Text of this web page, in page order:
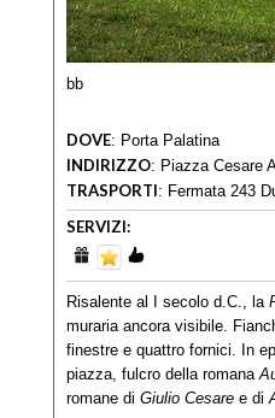
bb
DOVE: Porta Palatina
INDIRIZZO: Piazza Cesare
TRASPORTI: Fermata 243
SERVIZI:
Risalente al I secolo d.C., la
muraria ancora visibile.
finestre e quattro fornici. In
piazza, fulcro della romana
romane di Giulio Cesare e di